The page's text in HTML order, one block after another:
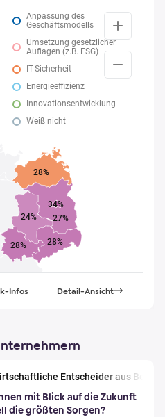
Anpassung des
Geschäftsmodells
Umsetzung gesetzlicher
Auflagen (z.B. ESG)
IT-Sicherheit
Energieeffizienz
Innovationsentwicklung
Weiß nicht
34%
27%
28%
24%
28%
28%
Infos Detail-Ansicht
Entscheider aus Berlin,
mit Blick auf die Zukunft
die größten Sorgen?